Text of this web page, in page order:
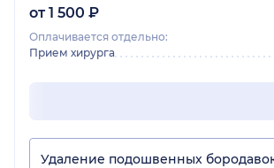
от 1 500 ₽
Оплачивается отдельно:
Прием хирурга
Удаление подошвенных